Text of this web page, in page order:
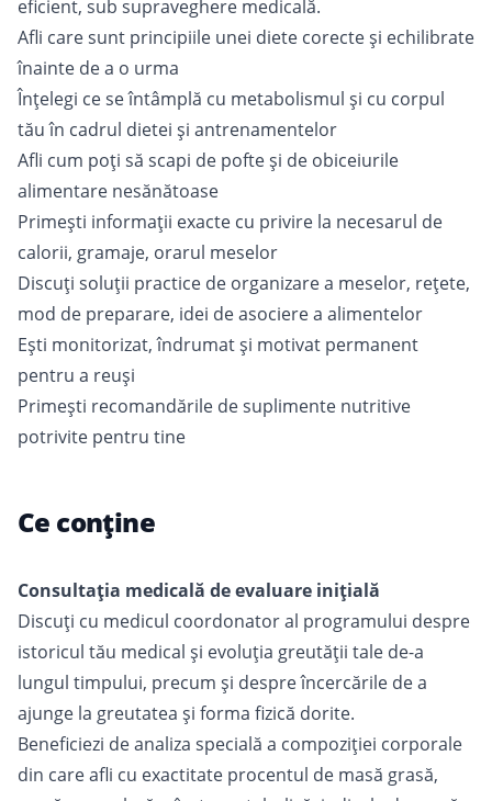
eficient, sub supraveghere medicală.
Afli care sunt principiile unei diete corecte și echilibrate
înainte de a o urma
Înţelegi ce se întâmplă cu metabolismul şi cu corpul
tău în cadrul dietei și antrenamentelor
Afli cum poți să scapi de pofte şi de obiceiurile
alimentare nesănătoase
Primești informaţii exacte cu privire la necesarul de
calorii, gramaje, orarul meselor
Discuți soluții practice de organizare a meselor, reţete,
mod de preparare, idei de asociere a alimentelor
Ești monitorizat, îndrumat şi motivat permanent
pentru a reuşi
Primești recomandările de suplimente nutritive
potrivite pentru tine
Ce conține
Consultația medicală de evaluare inițială
Discuți cu medicul coordonator al programului despre
istoricul tău medical și evoluția greutății tale de-a
lungul timpului, precum și despre încercările de a
ajunge la greutatea și forma fizică dorite.
Beneficiezi de analiza specială a compoziției corporale
din care afli cu exactitate procentul de masă grasă,